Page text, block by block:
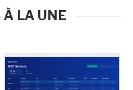
LA UNE